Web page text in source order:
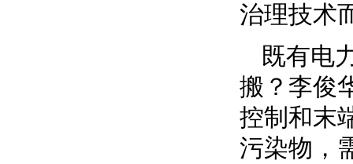
治理技术
既有电
搬？李俊
控制和末
污染物，